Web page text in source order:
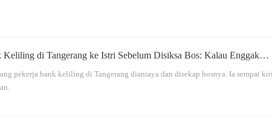
Keliling di Tangerang ke Istri Sebelum Disiksa Bos: Kalau Enggak
pekerja bank keliling di Tangerang dianiaya dan disekap bosnya. Ia sempat